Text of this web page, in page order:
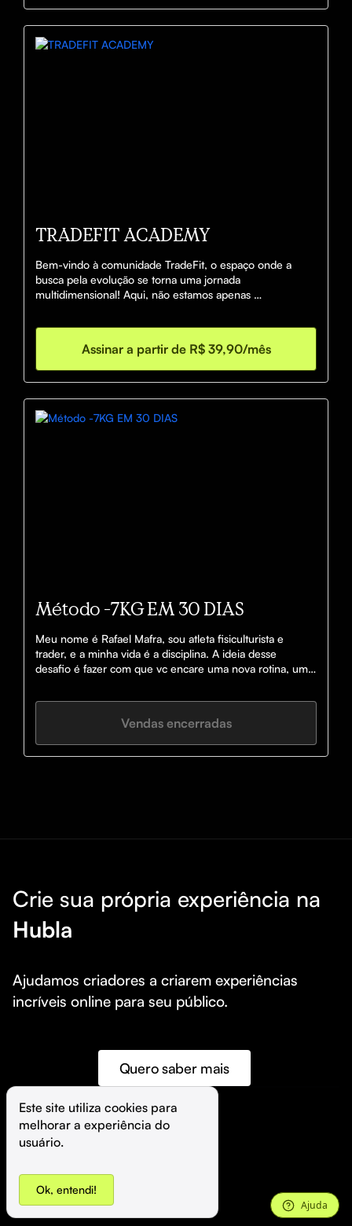
TRADEFIT ACADEMY
Bem-vindo à comunidade TradeFit, o espaço onde a
busca pela evolução se torna uma jornada
multidimensional! Aqui, não estamos apenas
também com o desenvolvimento pessoal, espiritual,
valoriza a totalidade do ser.
Assinar a partir de R$ 39,90/mês
Método -7KG EM 30 DIAS
Meu nome é Rafael Mafra, sou atleta fisiculturista e
trader, e a minha vida é a disciplina. A ideia desse
desafio é fazer com que vc encare uma nova rotina, uma
e como forma de pagamento vc perde 7kg, e ai vc aceita
Vendas encerradas
Crie sua própria experiência na
Hubla
Ajudamos criadores a criarem experiências
incríveis online para seu público.
Quero saber mais
©️ Hubla Tecnologia Ltda • 2026
Este site utiliza cookies para
melhorar a experiência do
usuário.
Ok, entendi!
Ajuda